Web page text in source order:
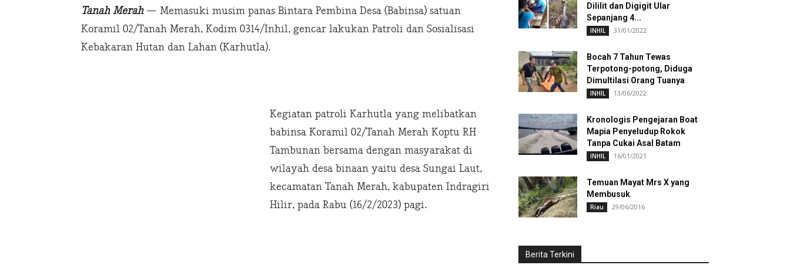
Tanah Merah— Memasuki musim panas Bintara Pembina Desa (Babinsa) satuan
Koramil 02/Tanah Merah, Kodim 0314/Inhil, gencar lakukan Patroli dan Sosialisasi
Kebakaran Hutan dan Lahan (Karhutla).
Kegiatan patroli Karhutla yang melibatkan
babinsa Koramil 02/Tanah Merah Koptu RH
Tambunan bersama dengan masyarakat di
wilayah desa binaan yaitu desa Sungai Laut,
kecamatan Tanah Merah, kabupaten Indragiri
Hilir, pada Rabu (16/2/2023) pagi.
Dililit dan Digigit Ular
Sepanjang 4...
INHIL 31/01/2022
Bocah 7 Tahun Tewas
Terpotong-potong, Diduga
Dimultilasi Orang Tuanya
INHIL 13/06/2022
Kronologis Pengejaran Boat
Mapia Penyeludup Rokok
Tanpa Cukai Asal Batam
INHIL 16/01/2021
Temuan Mayat Mrs X yang
Membusuk
Riau 29/06/2016
Berita Terkini